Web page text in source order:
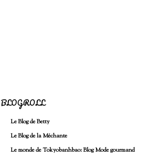
BLOGROLL
Le Blog de Betty
Le Blog de la Méchante
Le monde de Tokyobanhbao: Blog Mode gourmand